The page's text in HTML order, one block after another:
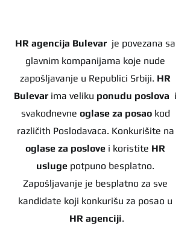
HR agencija Bulevar je povezana sa
glavnim kompanijama koje nude
zapošljavanje u Republici Srbiji. HR
Bulevar ima veliku ponudu poslova i
svakodnevne oglase za posao kod
različith Poslodavaca. Konkurišite na
oglase za poslove i koristite HR
usluge potpuno besplatno.
Zapošljavanje je besplatno za sve
kandidate koji konkurišu za posao u
HR agenciji.